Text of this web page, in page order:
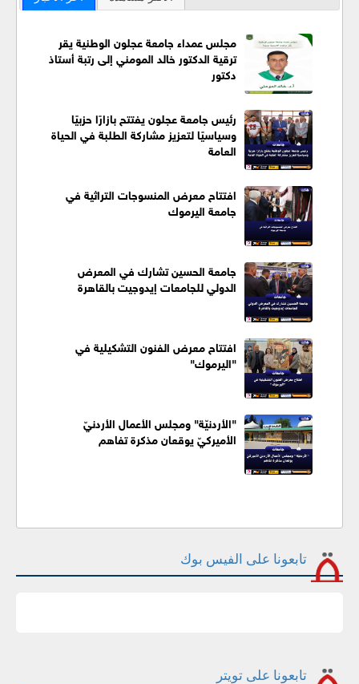
مجلس عمداء جامعة عجلون الوطنية يقر
ترقية الدكتور خالد المومني إلى رتبة أستاذ
دكتور
رئيس جامعة عجلون يفتتح بازارًا حزبيًا
وسياسيًا لتعزيز مشاركة الطلبة في الحياة
العامة
افتتاح معرض المنسوجات التراثية في
جامعة اليرموك
جامعة الحسين تشارك في المعرض
الدولي للجامعات إيدوجيت بالقاهرة
افتتاح معرض الفنون التشكيلية في
"اليرموك"
"الأردنيّة" ومجلس الأعمال الأردنيّ
الأميركيّ يوقعان مذكرة تفاهم
تابعونا على الفيس بوك
تابعونا على تويتر